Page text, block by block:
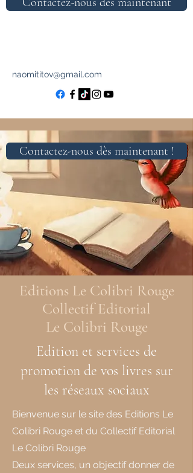
naomititov@gmail.com
Contactez-nous dès maintenant !
Editions Le Colibri Rouge
Collectif Editorial
Le Colibri Rouge
Edition et services de
promotion de vos livres sur
les réseaux sociaux
Bienvenue sur le site des Editions Le
Colibri Rouge et du Collectif Editorial
Le Colibri Rouge
Deux services, un objectif donner de